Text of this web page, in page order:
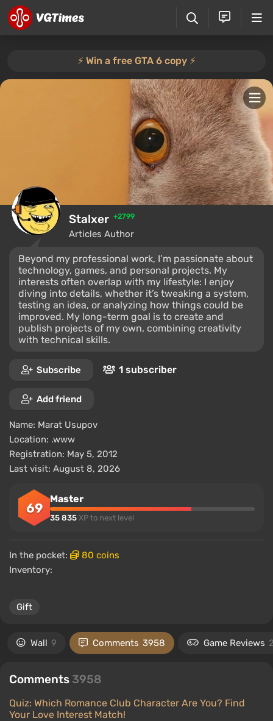
⚡️ Win a free GTA 6 copy ⚡️
Stalxer +2799
Articles Author
Beyond my professional work, I’m passionate about
technology, games, and personal projects. My
interests often overlap with my lifestyle: I enjoy
diving into details, whether it’s tweaking a system,
testing an idea, or analyzing how things could be
improved. My long-term goal is to create and
publish projects of my own, combining creativity
with technical skills.
Subscribe 1 subscriber
Add friend
Name: Marat Usupov
Location: .www
Registration: May 5, 2012
Last visit: August 8, 2026
69
Master
35 835 XP to next level
In the pocket:
80 coins
Inventory:
Gift
Wall 9 Comments 3958 Game Reviews
Comments 3958
Quiz: Which Romance Club Character Are You? Find
Your Love Interest Match!